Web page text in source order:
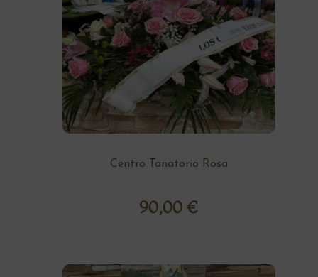
Centro Tanatorio Rosa
90,00 €